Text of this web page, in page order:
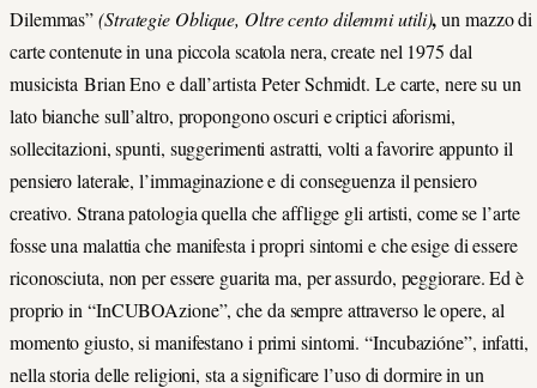
Dilemmas”(Strategie Oblique, Oltre cento dilemmi utili),un mazzo di
carte contenute in una piccola scatola nera, create nel 1975 dal
musicista Brian Eno e dall’artista Peter Schmidt. Le carte, nere su un
lato bianche sull’altro, propongono oscuri e criptici aforismi,
sollecitazioni, spunti, suggerimenti astratti, volti a favorire appunto il
pensiero laterale, l’immaginazione e di conseguenza il pensiero
creativo. Strana patologia quella che affligge gli artisti, come se l’arte
fosse una malattia che manifesta i propri sintomi e che esige di essere
riconosciuta, non per essere guarita ma, per assurdo, peggiorare. Ed è
proprio in “InCUBOAzione”, che da sempre attraverso le opere, al
momento giusto, si manifestano i primi sintomi. “Incubazióne”, infatti,
nella storia delle religioni, sta a significare l’uso di dormire in un